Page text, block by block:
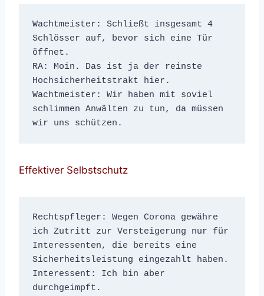
Wachtmeister: Schließt insgesamt 4
Schlösser auf, bevor sich eine Tür
öffnet.
RA: Moin. Das ist ja der reinste
Hochsicherheitstrakt hier.
Wachtmeister: Wir haben mit soviel
schlimmen Anwälten zu tun, da müssen
wir uns schützen.
Effektiver Selbstschutz
Rechtspfleger: Wegen Corona gewähre
ich Zutritt zur Versteigerung nur für
Interessenten, die bereits eine
Sicherheitsleistung eingezahlt haben.
Interessent: Ich bin aber
durchgeimpft.